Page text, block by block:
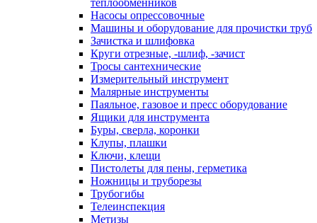
теплообменников
Насосы опрессовочные
Машины и оборудование для прочистки труб
Зачистка и шлифовка
Круги отрезные, -шлиф, -зачист
Тросы сантехнические
Измерительный инструмент
Малярные инструменты
Паяльное, газовое и пресс оборудование
Ящики для инструмента
Буры, сверла, коронки
Клупы, плашки
Ключи, клещи
Пистолеты для пены, герметика
Ножницы и труборезы
Трубогибы
Телеинспекция
Метизы